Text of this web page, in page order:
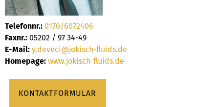
Telefonnr.: 0170/6072406
Faxnr.: 05202 / 97 34-49
E-Mail: y.deveci@jokisch-fluids.de
Homepage: www.jokisch-fluids.de
KONTAKTFORMULAR